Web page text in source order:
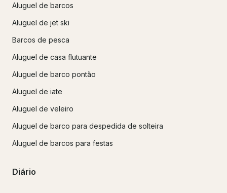
Aluguel de barcos
Aluguel de jet ski
Barcos de pesca
Aluguel de casa flutuante
Aluguel de barco pontão
Aluguel de iate
Aluguel de veleiro
Aluguel de barco para despedida de solteira
Aluguel de barcos para festas
Diário